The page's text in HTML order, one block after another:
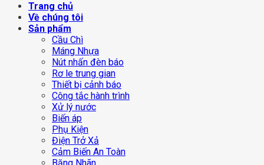
Trang chủ
Về chúng tôi
Sản phẩm
Cầu Chì
Máng Nhựa
Nút nhấn đèn báo
Rơ le trung gian
Thiết bị cảnh báo
Công tắc hành trình
Xử lý nước
Biến áp
Phụ Kiện
Điện Trở Xả
Cảm Biến An Toàn